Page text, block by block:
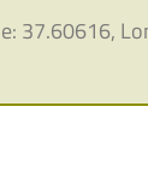
37.60616,